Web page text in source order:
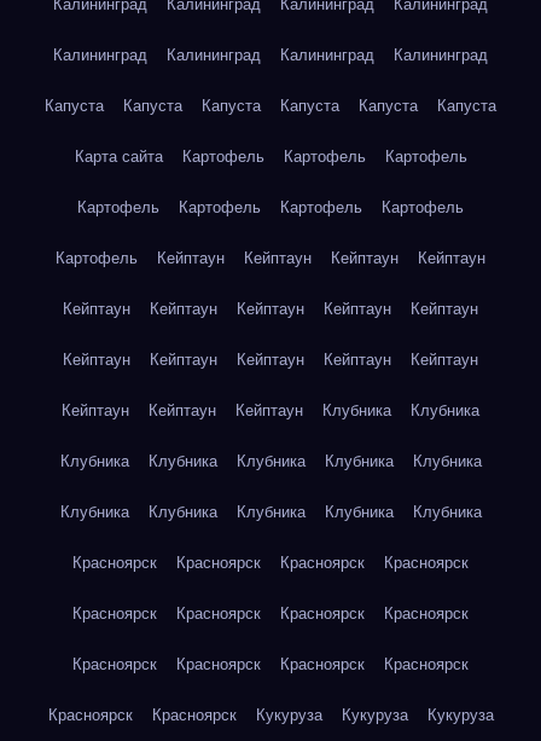
Калининград Калининград Калининград Калининград
Калининград Калининград Калининград Калининград
Капуста Капуста Капуста Капуста Капуста Капуста
Карта сайта Картофель Картофель Картофель
Картофель Картофель Картофель Картофель
Картофель Кейптаун Кейптаун Кейптаун Кейптаун
Кейптаун Кейптаун Кейптаун Кейптаун Кейптаун
Кейптаун Кейптаун Кейптаун Кейптаун Кейптаун
Кейптаун Кейптаун Кейптаун Клубника Клубника
Клубника Клубника Клубника Клубника Клубника
Клубника Клубника Клубника Клубника Клубника
Красноярск Красноярск Красноярск Красноярск
Красноярск Красноярск Красноярск Красноярск
Красноярск Красноярск Красноярск Красноярск
Красноярск Красноярск Кукуруза Кукуруза Кукуруза